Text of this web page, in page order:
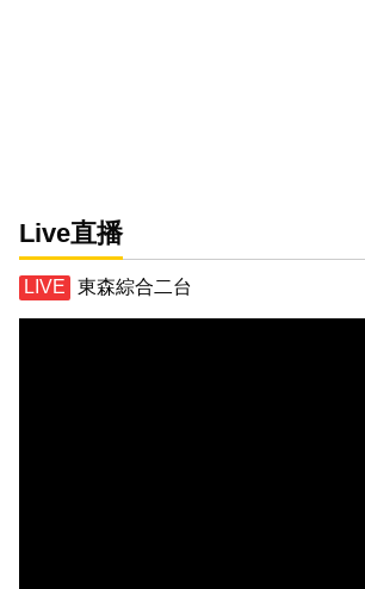
Live直播
東森綜合二台